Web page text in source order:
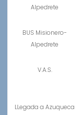
Alpedrete
BUS Misionero-
Alpedrete
V.A.S.
LLegada a Azuqueca